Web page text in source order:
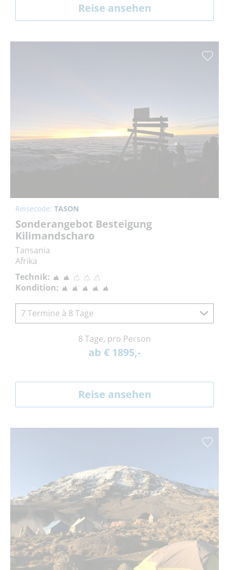
Reise ansehen
Reisecode: TASON
Sonderangebot Besteigung
Kilimandscharo
Tansania
Afrika
Technik:
Kondition:
7 Termine à 8 Tage
8 Tage, pro Person
ab € 1895,-
Reise ansehen